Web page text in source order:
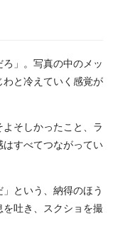
ろ」。写真の中のメッ
と冷えていく感覚が
そしかったこと、ラ
はすべてつながってい
という、納得のほう
吐き、スクショを撮